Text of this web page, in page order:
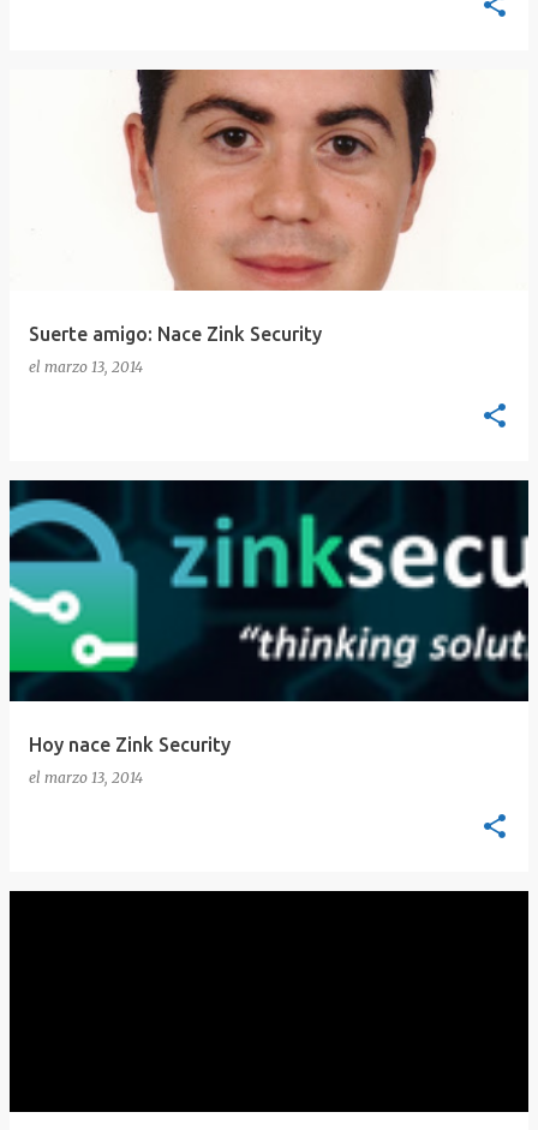
Suerte amigo: Nace Zink Security
el marzo 13, 2014
Hoy nace Zink Security
el marzo 13, 2014